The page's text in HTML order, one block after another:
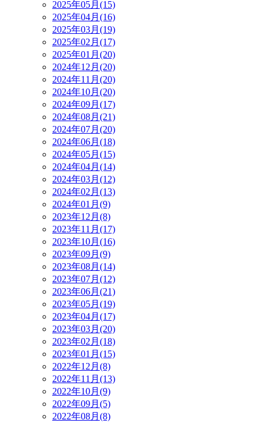
2025年05月(15)
2025年04月(16)
2025年03月(19)
2025年02月(17)
2025年01月(20)
2024年12月(20)
2024年11月(20)
2024年10月(20)
2024年09月(17)
2024年08月(21)
2024年07月(20)
2024年06月(18)
2024年05月(15)
2024年04月(14)
2024年03月(12)
2024年02月(13)
2024年01月(9)
2023年12月(8)
2023年11月(17)
2023年10月(16)
2023年09月(9)
2023年08月(14)
2023年07月(12)
2023年06月(21)
2023年05月(19)
2023年04月(17)
2023年03月(20)
2023年02月(18)
2023年01月(15)
2022年12月(8)
2022年11月(13)
2022年10月(9)
2022年09月(5)
2022年08月(8)